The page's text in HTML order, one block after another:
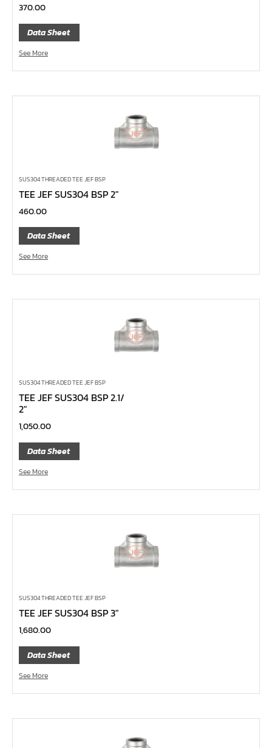
ด้ามฟรี หัวเล็ก ด้ามยาง กดปุ่ม 1/4", 3/8", 1/2"
ด้ามฟรี หัวเล็ก ด้ามเรียบ กดปุ่ม 1/4", 3/8", 1/2"
ด้ามฟรี หัวเล็ก ด้ามเหล็ก กดปุ่ม 1/4", 3/8", 1/2"
ด้ามฟรี หัวเล็ก ด้ามยาง 1/4", 3/8", 1/2"
ด้ามฟรี หัวเล็ก ด้ามเรียบ 1/4", 3/8", 1/2"
ด้ามฟรี หัวเล็ก ด้ามเหล็ก 1/4", 3/8", 1/2"
ด้ามฟรีสั้น 1/4", 3/8", 1/2"
ด้ามฟรี ด้ามยาง 1/4", 3/8", 1/2"
ด้ามฟรี ด้ามเหล็ก 1/4", 3/8", 1/2", 1"
บ๊อกซ์เดือยโผล่ ท๊อกซ์ พลัส 5 แฉก
บ๊อกซ์เดือยโผล่ ท๊อกซ์ พลัส, ท๊อกซ์ RibeCV
บ๊อกซ์เดือยโผล่ ท๊อกซ์, ท๊อกซ์มีรู
บอล
บ๊อกซ์เดือยโผล่ แฉก โพซี่
ประแจตะขอ
ประแจ L หัวบ๊อกซ์
ประแจ L หกเหลี่ยม
เหล็กตอก
เหล็กส่ง
ค้อนช่างทอง
ค้อนหัวกลม
คีมตัดสายเคเบิ้ล
คีมย้ำสายไฟ
คีมล๊อค
คีมหนีบ-ถ่างแหวน
370.00
Data Sheet
See More
SUS304 THREADED TEE JEF BSP
TEE JEF SUS304 BSP 2″
460.00
Data Sheet
See More
SUS304 THREADED TEE JEF BSP
TEE JEF SUS304 BSP 2.1/
2″
1,050.00
Data Sheet
See More
SUS304 THREADED TEE JEF BSP
TEE JEF SUS304 BSP 3″
1,680.00
Data Sheet
See More